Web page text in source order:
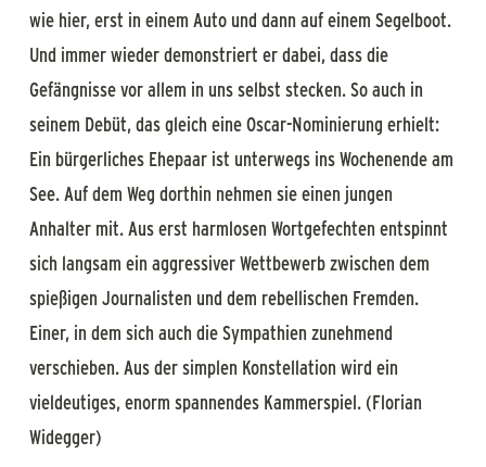
wie hier, erst in einem Auto und dann auf einem Segelboot.
Und immer wieder demonstriert er dabei, dass die
Gefängnisse vor allem in uns selbst stecken. So auch in
seinem Debüt, das gleich eine Oscar-Nominierung erhielt:
Ein bürgerliches Ehepaar ist unterwegs ins Wochenende am
See. Auf dem Weg dorthin nehmen sie einen jungen
Anhalter mit. Aus erst harmlosen Wortgefechten entspinnt
sich langsam ein aggressiver Wettbewerb zwischen dem
spießigen Journalisten und dem rebellischen Fremden.
Einer, in dem sich auch die Sympathien zunehmend
verschieben. Aus der simplen Konstellation wird ein
vieldeutiges, enorm spannendes Kammerspiel. (Florian
Widegger)